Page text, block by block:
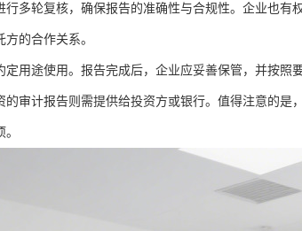
多轮复核，确保报告的准确性与合规性。企业也有
的合作关系。
用途使用。报告完成后，企业应妥善保管，并按照
审计报告则需提供给投资方或银行。值得注意的是